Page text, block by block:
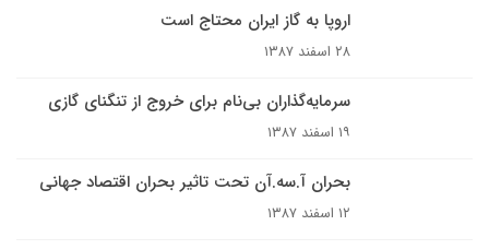
اروپا به گاز ایران محتاج است
۲۸ اسفند ۱۳۸۷
سرمایه‌گذاران بی‌نام برای خروج از تنگنای گازی
۱۹ اسفند ۱۳۸۷
بحران آ.سه.آن تحت تاثير بحران اقتصاد جهانى
۱۲ اسفند ۱۳۸۷